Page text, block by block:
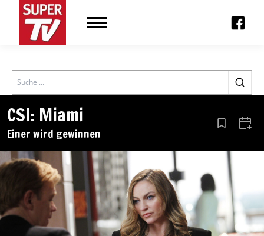
Search
CSI: Miami
Einer wird gewinnen Aus den